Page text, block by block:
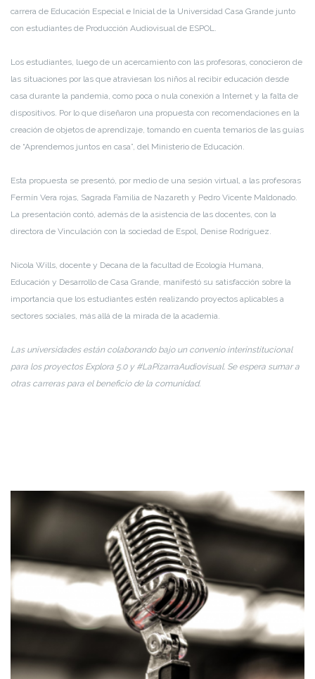
carrera de Educación Especial e Inicial de la Universidad Casa Grande junto
con estudiantes de Producción Audiovisual de ESPOL.
Los estudiantes, luego de un acercamiento con las profesoras, conocieron de
las situaciones por las que atraviesan los niños al recibir educación desde
casa durante la pandemia, como poca o nula conexión a Internet y la falta de
dispositivos. Por lo que diseñaron una propuesta con recomendaciones en la
creación de objetos de aprendizaje, tomando en cuenta temarios de las guías
de “Aprendemos juntos en casa”, del Ministerio de Educación.
Esta propuesta se presentó, por medio de una sesión virtual, a las profesoras
Fermín Vera rojas, Sagrada Familia de Nazareth y Pedro Vicente Maldonado.
La presentación contó, además de la asistencia de las docentes, con la
directora de Vinculación con la sociedad de Espol, Denise Rodríguez.
Nicola Wills, docente y Decana de la facultad de Ecología Humana,
Educación y Desarrollo de Casa Grande, manifestó su satisfacción sobre la
importancia que los estudiantes estén realizando proyectos aplicables a
sectores sociales, más allá de la mirada de la academia.
Las universidades están colaborando bajo un convenio interinstitucional
para los proyectos Explora 5.0 y #LaPizarraAudiovisual. Se espera sumar a
otras carreras para el beneficio de la comunidad.